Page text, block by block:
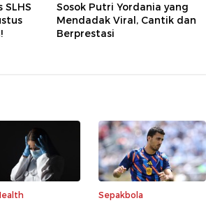
SLHS
Sosok Putri Yordania yang
Mendadak Viral, Cantik dan
Berprestasi
Sepakbola